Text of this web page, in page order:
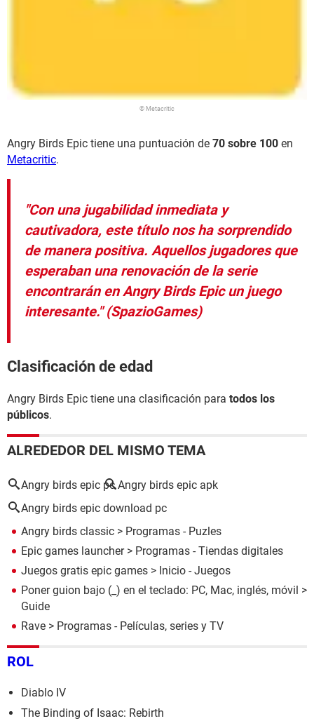
© Metacritic
Angry Birds Epic tiene una puntuación de 70 sobre 100 en
Metacritic.
"Con una jugabilidad inmediata y
cautivadora, este título nos ha sorprendido
de manera positiva. Aquellos jugadores que
esperaban una renovación de la serie
encontrarán en Angry Birds Epic un juego
interesante." (SpazioGames)
Clasificación de edad
Angry Birds Epic tiene una clasificación para todos los
públicos.
ALREDEDOR DEL MISMO TEMA
Angry birds epic pc Angry birds epic apk
Angry birds epic download pc
Angry birds classic > Programas - Puzles
Epic games launcher> Programas - Tiendas digitales
Juegos gratis epic games > Inicio - Juegos
Poner guion bajo (_) en el teclado: PC, Mac, inglés, móvil >
Guide
Rave > Programas - Películas, series y TV
ROL
Diablo IV
The Binding of Isaac: Rebirth